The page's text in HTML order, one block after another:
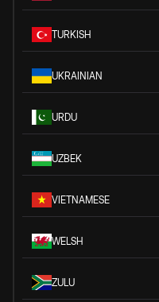
TURKISH
UKRAINIAN
URDU
UZBEK
VIETNAMESE
WELSH
ZULU